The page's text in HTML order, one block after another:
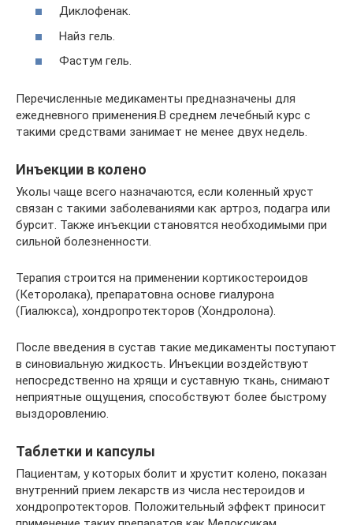
Диклофенак.
Найз гель.
Фастум гель.
Перечисленные медикаменты предназначены для
ежедневного применения.В среднем лечебный курс с
такими средствами занимает не менее двух недель.
Инъекции в колено
Уколы чаще всего назначаются, если коленный хруст
связан с такими заболеваниями как артроз, подагра или
бурсит. Также инъекции становятся необходимыми при
сильной болезненности.
Терапия строится на применении кортикостероидов
(Кеторолака), препаратовна основе гиалурона
(Гиалюкса), хондропротекторов (Хондролона).
После введения в сустав такие медикаменты поступают
в синовиальную жидкость. Инъекции воздействуют
непосредственно на хрящи и суставную ткань, снимают
неприятные ощущения, способствуют более быстрому
выздоровлению.
Таблетки и капсулы
Пациентам, у которых болит и хрустит колено, показан
внутренний прием лекарств из числа нестероидов и
хондропротекторов. Положительный эффект приносит